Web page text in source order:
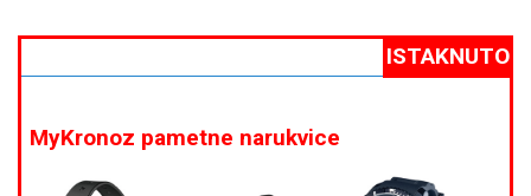
ISTAKNUTO
MyKronoz pametne narukvice